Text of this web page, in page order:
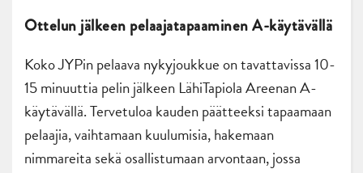
Ottelun jälkeen pelaajatapaaminen A-käytävällä
Koko JYPin pelaava nykyjoukkue on tavattavissa 10-
15 minuuttia pelin jälkeen LähiTapiola Areenan A-
käytävällä. Tervetuloa kauden päätteeksi tapaamaan
pelaajia, vaihtamaan kuulumisia, hakemaan
nimmareita sekä osallistumaan arvontaan, jossa